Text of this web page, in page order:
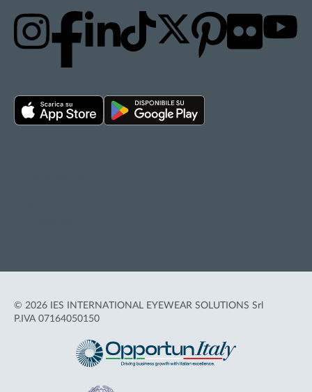
© 2026 IES INTERNATIONAL EYEWEAR SOLUTIONS Srl
P.IVA 07164050150